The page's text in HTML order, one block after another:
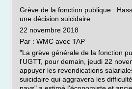
Grève de la fonction publique :
une décision suicidaire
22 novembre 2018
Par : WMC avec TAP
"La grève générale de la fonction
l'UGTT, pour demain, jeudi 22
appuyer les revendications
suicidaire qui aggravera les